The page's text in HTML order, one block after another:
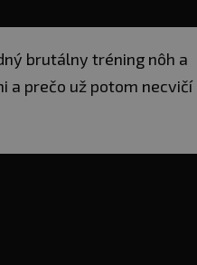
brutálny tréning nôh a
a prečo už potom necvičí